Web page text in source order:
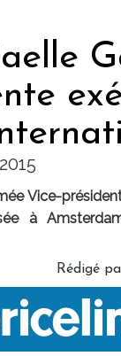
Vice-
à
Rédigé